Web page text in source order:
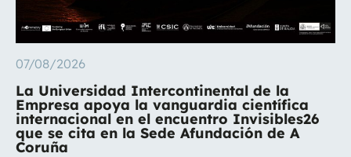
07/08/2026
La Universidad Intercontinental de la
Empresa apoya la vanguardia científica
internacional en el encuentro Invisibles26
que se cita en la Sede Afundación de A
Coruña